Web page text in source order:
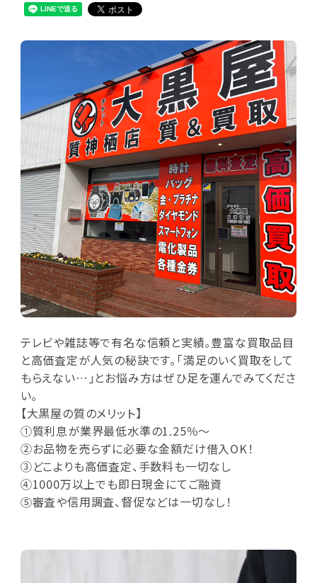
テレビや雑誌等で有名な信頼と実績｡豊富な買取品目
と高価査定が人気の秘訣です｡｢満足のいく買取をして
もらえない…｣とお悩み方はぜひ足を運んでみてくださ
い｡
【大黒屋の質のメリット】
①質利息が業界最低水準の1.25％～
②お品物を売らずに必要な金額だけ借入OK！
③どこよりも高価査定、手数料も一切なし
④1000万以上でも即日現金にてご融資
⑤審査や信用調査、督促などは一切なし！